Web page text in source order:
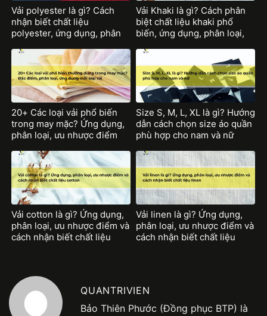
Vải polyester là gì? Cách
nhận biết chất liệu
polyester, ứng dụng, phân
chất liệu polyester
Vải Khaki là gì? Cách phân
biệt chất liệu khaki phổ
biến, ứng dụng, phân loại,
20+ Các loại vải phổ biến
trong may mặc? Ứng dụng,
phân loại, ưu nhược điểm
Size S, M, L, XL là gì? Hướng
dẫn cách chọn size áo quần
phù hợp cho nam và nữ
Vải cotton là gì? Ứng dụng,
phân loại, ưu nhược điểm và
cách nhận biết chất liệu
Vải linen là gì? Ứng dụng,
phân loại, ưu nhược điểm và
cách nhận biết chất liệu
QUANTRIVIEN
Bảo Thiên Phước (Đồng phục BTP) là